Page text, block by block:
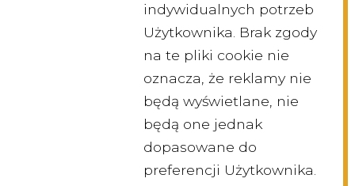
indywidualnych potrzeb
Użytkownika. Brak zgody
na te pliki cookie nie
oznacza, że reklamy nie
będą wyświetlane, nie
będą one jednak
dopasowane do
preferencji Użytkownika.